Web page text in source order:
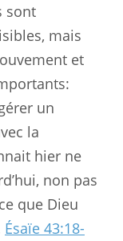
sont
mais
et
un
la
hier ne
non pas
que Dieu
Ésaïe 43:18-